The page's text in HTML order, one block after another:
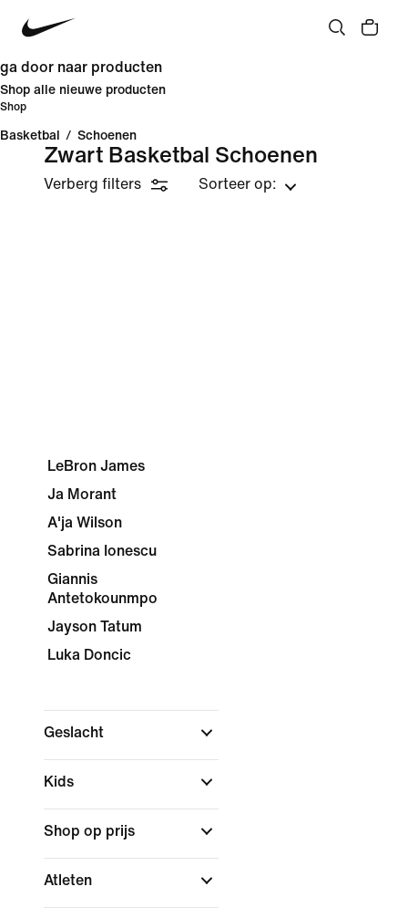
ga door naar producten
Shop alle nieuwe producten
Shop
Basketbal / Schoenen
Zwart Basketbal Schoenen
Verberg filters Sorteer op:
LeBron James
Ja Morant
A'ja Wilson
Sabrina Ionescu
Giannis
Antetokounmpo
Jayson Tatum
Luka Doncic
Geslacht
Kids
Shop op prijs
Atleten